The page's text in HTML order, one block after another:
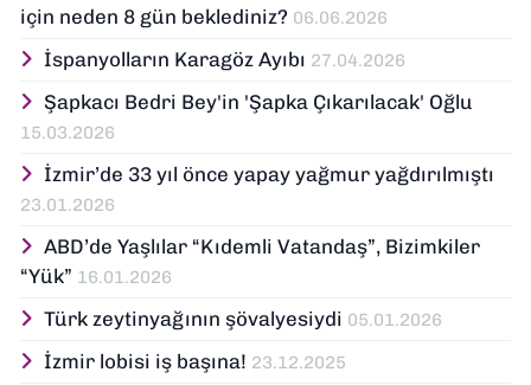
için neden 8 gün beklediniz? 06.06.2026
İspanyolların Karagöz Ayıbı 27.04.2026
Şapkacı Bedri Bey'in 'Şapka Çıkarılacak' Oğlu
15.03.2026
İzmir’de 33 yıl önce yapay yağmur yağdırılmıştı
23.01.2026
ABD’de Yaşlılar “Kıdemli Vatandaş”, Bizimkiler
“Yük” 16.01.2026
Türk zeytinyağının şövalyesiydi 05.01.2026
İzmir lobisi iş başına! 23.12.2025